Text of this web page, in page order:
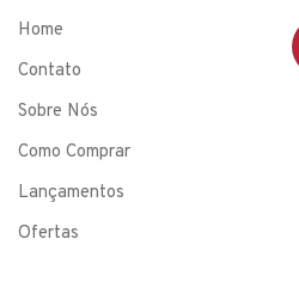
Home
Contato
Sobre Nós
Como Comprar
Lançamentos
Ofertas